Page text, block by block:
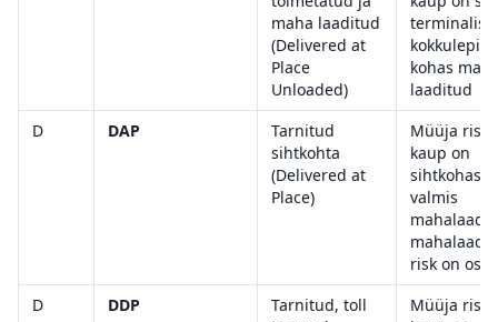
maha laaditud
(Delivered at
Place
Unloaded)
terminalis
kohas
laaditud
D
DAP
Tarnitud
sihtkohta
(Delivered at
Place)
Müüja risk
kaup on
sihtkohas
valmis
risk on
D
DDP
Tarnitud, toll
Müüja risk